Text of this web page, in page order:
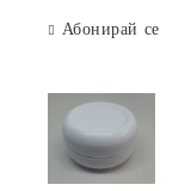
Абонирай се